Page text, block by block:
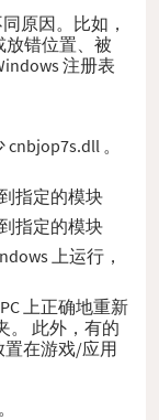
原因。比如，
放错位置、被
注册表
。
指定的模块
指定的模块
上运行，
上正确地重新
。 此外，有的
置在游戏/应用
。